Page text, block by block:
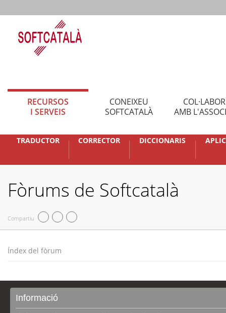
RECURSOS
I SERVEIS
CONEIXEU
SOFTCATALÀ
AMB
TRADUCTOR CORRECTOR DICCIONARIS
Fòrums de Softcatalà
Compartiu
Índex del fòrum
Informació